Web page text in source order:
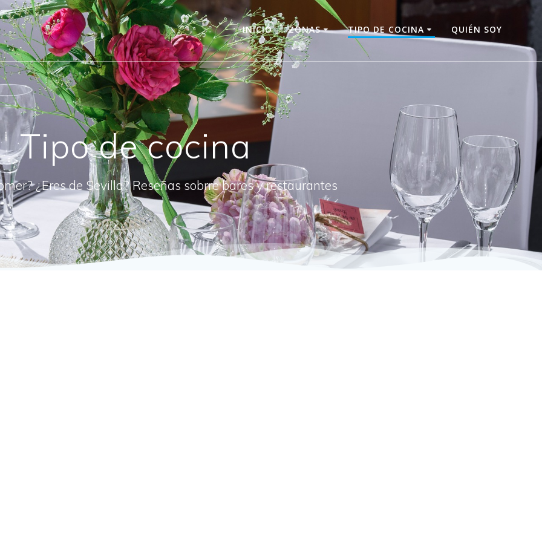
INICIO ZONAS TIPO DE COCINA QUIÉN SOY
Tipo de cocina
¿Eres de Sevilla? Reseñas sobrre bares y restaurantes